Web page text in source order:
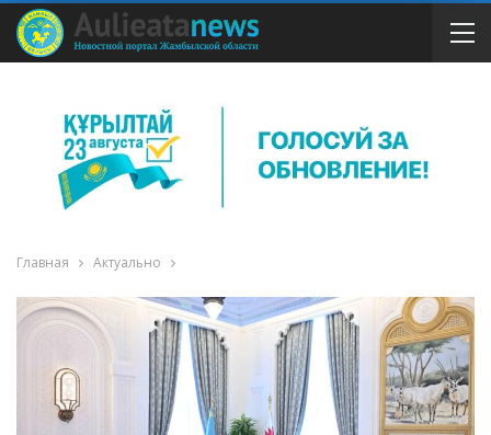
Главная Актуально